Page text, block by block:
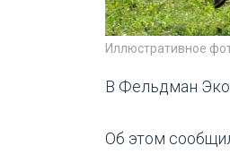
Иллюстративное
В Фельдман
Об этом